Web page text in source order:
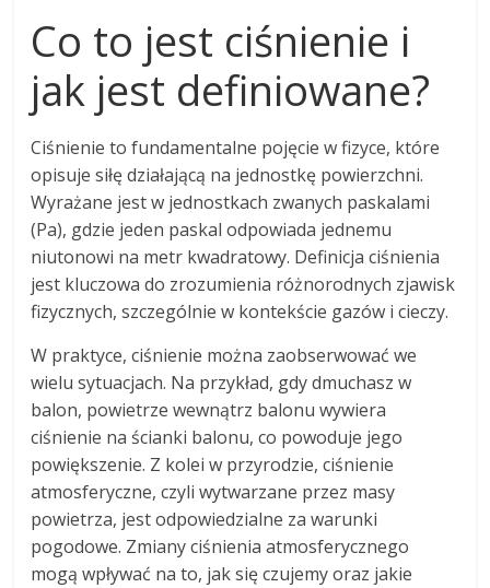
Co to jest ciśnienie i
jak jest definiowane?
Ciśnienie to fundamentalne pojęcie w fizyce, które
opisuje siłę działającą na jednostkę powierzchni.
Wyrażane jest w jednostkach zwanych paskalami
(Pa), gdzie jeden paskal odpowiada jednemu
niutonowi na metr kwadratowy. Definicja ciśnienia
jest kluczowa do zrozumienia różnorodnych zjawisk
fizycznych, szczególnie w kontekście gazów i cieczy.
W praktyce, ciśnienie można zaobserwować we
wielu sytuacjach. Na przykład, gdy dmuchasz w
balon, powietrze wewnątrz balonu wywiera
ciśnienie na ścianki balonu, co powoduje jego
powiększenie. Z kolei w przyrodzie, ciśnienie
atmosferyczne, czyli wytwarzane przez masy
powietrza, jest odpowiedzialne za warunki
pogodowe. Zmiany ciśnienia atmosferycznego
mogą wpływać na to, jak się czujemy oraz jakie